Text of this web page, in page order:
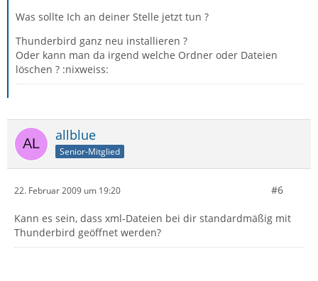
Was sollte Ich an deiner Stelle jetzt tun ?
Thunderbird ganz neu installieren ?
Oder kann man da irgend welche Ordner oder Dateien
löschen ? :nixweiss:
allblue
Senior-Mitglied
22. Februar 2009 um 19:20 #6
Kann es sein, dass xml-Dateien bei dir standardmäßig mit
Thunderbird geöffnet werden?